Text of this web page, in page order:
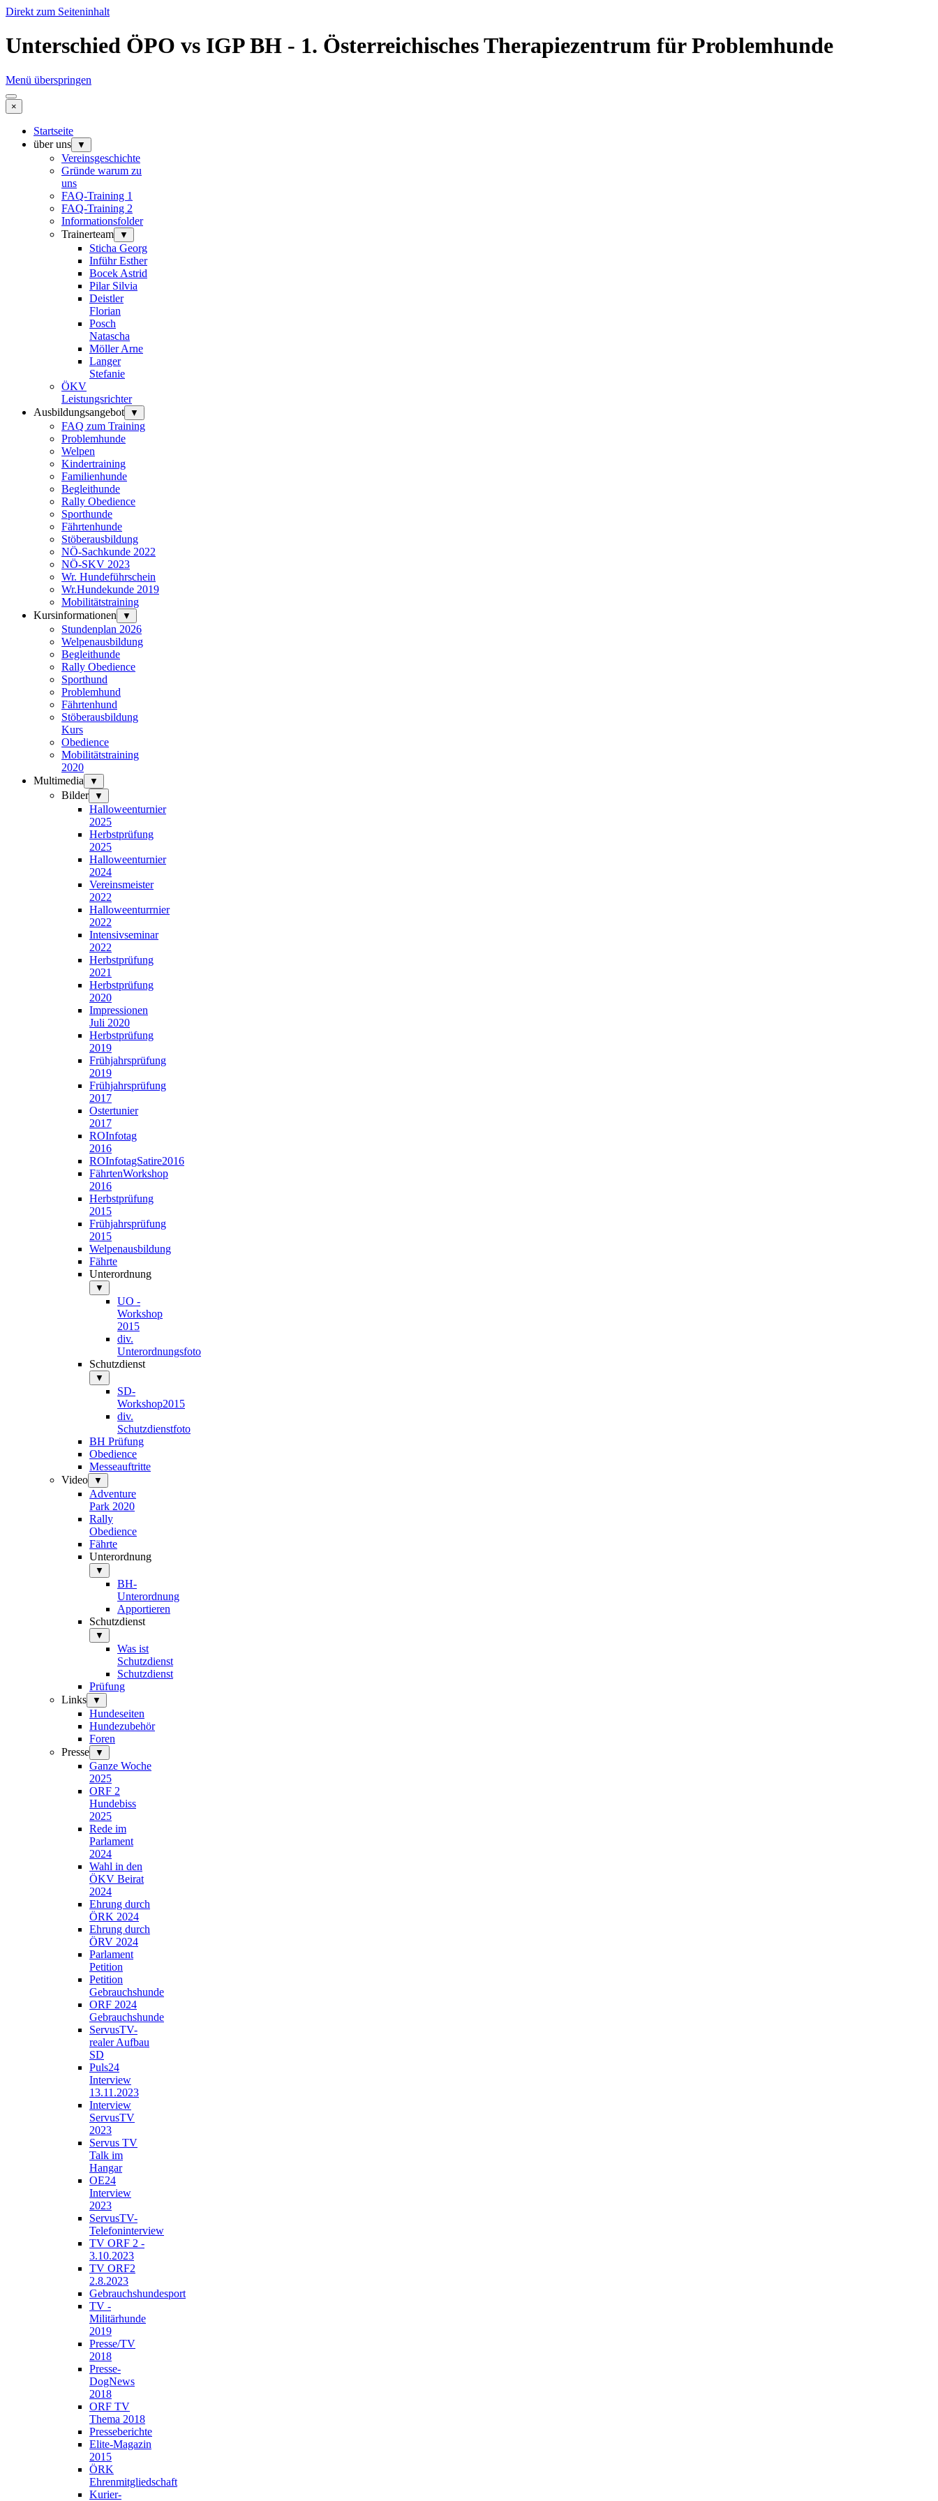
Direkt zum Seiteninhalt
Unterschied ÖPO vs IGP BH - 1. Österreichisches Therapiezentrum für Problemhunde
Menü überspringen
×
Startseite
über uns
▼
Vereinsgeschichte
Gründe warum zu
uns
FAQ-Training 1
FAQ-Training 2
Informationsfolder
Trainerteam
▼
Sticha Georg
Inführ Esther
Bocek Astrid
Pilar Silvia
Deistler
Florian
Posch
Natascha
Möller Arne
Langer
Stefanie
ÖKV
Leistungsrichter
Ausbildungsangebot
▼
FAQ zum Training
Problemhunde
Welpen
Kindertraining
Familienhunde
Begleithunde
Rally Obedience
Sporthunde
Fährtenhunde
Stöberausbildung
NÖ-Sachkunde 2022
NÖ-SKV 2023
Wr. Hundeführschein
Wr.Hundekunde 2019
Mobilitätstraining
Kursinformationen
▼
Stundenplan 2026
Welpenausbildung
Begleithunde
Rally Obedience
Sporthund
Problemhund
Fährtenhund
Stöberausbildung
Kurs
Obedience
Mobilitätstraining
2020
Multimedia
▼
Bilder ▼
Halloweenturnier
2025
Herbstprüfung
2025
Halloweenturnier
2024
Vereinsmeister
2022
Halloweenturrnier
2022
Intensivseminar
2022
Herbstprüfung
2021
Herbstprüfung
2020
Impressionen
Juli 2020
Herbstprüfung
2019
Frühjahrsprüfung
2019
Frühjahrsprüfung
2017
Ostertunier
2017
ROInfotag
2016
ROInfotagSatire2016
FährtenWorkshop
2016
Herbstprüfung
2015
Frühjahrsprüfung
2015
Welpenausbildung
Fährte
Unterordnung
▼
UO -
Workshop
2015
div.
Unterordnungsfoto
Schutzdienst
▼
SD-
Workshop2015
div.
Schutzdienstfoto
BH Prüfung
Obedience
Messeauftritte
Video
▼
Adventure
Park 2020
Rally
Obedience
Fährte
Unterordnung
▼
BH-
Unterordnung
Apportieren
Schutzdienst
▼
Was ist
Schutzdienst
Schutzdienst
Prüfung
Links
▼
Hundeseiten
Hundezubehör
Foren
Presse
▼
Ganze Woche
2025
ORF 2
Hundebiss
2025
Rede im
Parlament
2024
Wahl in den
ÖKV Beirat
2024
Ehrung durch
ÖRK 2024
Ehrung durch
ÖRV 2024
Parlament
Petition
Petition
Gebrauchshunde
ORF 2024
Gebrauchshunde
ServusTV-
realer Aufbau
SD
Puls24
Interview
13.11.2023
Interview
ServusTV
2023
Servus TV
Talk im
Hangar
OE24
Interview
2023
ServusTV-
Telefoninterview
TV ORF 2 -
3.10.2023
TV ORF2
2.8.2023
Gebrauchshundesport
TV -
Militärhunde
2019
Presse/TV
2018
Presse-
DogNews
2018
ORF TV
Thema 2018
Presseberichte
Elite-Magazin
2015
ÖRK
Ehrenmitgliedschaft
Kurier-